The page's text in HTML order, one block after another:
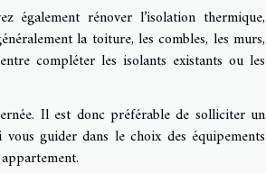
également rénover l’isolation thermique,
la toiture, les combles, les murs,
compléter les isolants existants ou les
Il est donc préférable de solliciter un
guider dans le choix des équipements